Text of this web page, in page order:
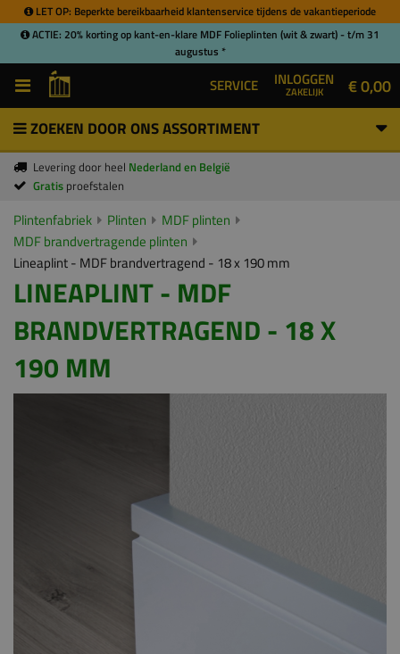
LET OP: Beperkte bereikbaarheid klantenservice tijdens de vakantieperiode
ACTIE: 20% korting op kant-en-klare MDF Folieplinten (wit & zwart) - t/m 31
augustus *
SERVICE INLOGGEN
ZAKELIJK € 0,00
ZOEKEN DOOR ONS ASSORTIMENT
Levering door heel Nederland en België
Gratis proefstalen
Plintenfabriek Plinten
MDF plinten
MDF brandvertragende plinten
Lineaplint - MDF brandvertragend - 18 x 190 mm
LINEAPLINT - MDF
BRANDVERTRAGEND - 18 X
190 MM